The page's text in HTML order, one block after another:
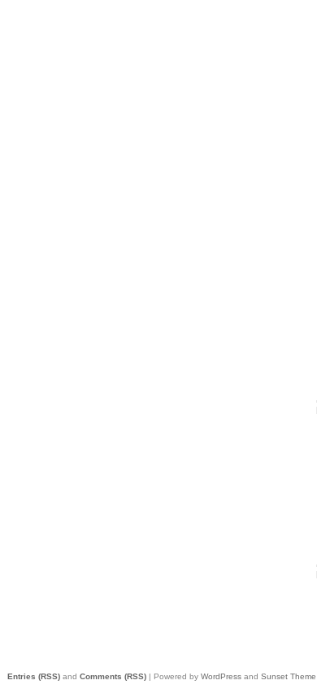
Entries (RSS) and Comments (RSS) | Powered by WordPress and Sunset Theme